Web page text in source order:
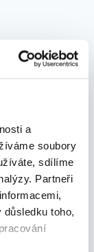
a
soubory
sdílíme
Partneři
toho,
v České
v České
spoření v